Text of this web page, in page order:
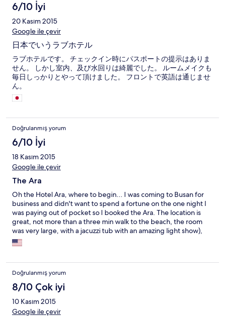
6/10 İyi
20 Kasım 2015
Google ile çevir
日本でいうラブホテル
ラブホテルです。 チェックイン時にパスポートの提示はありま
せん。 しかし室内、及び水回りは綺麗でした。 ルームメイクも
毎日しっかりとやって頂けました。 フロントで英語は通じませ
ん。
Doğrulanmış yorum
6/10 İyi
18 Kasım 2015
Google ile çevir
The Ara
Oh the Hotel Ara, where to begin... I was coming to Busan for
business and didn't want to spend a fortune on the one night I
was paying out of pocket so I booked the Ara. The location is
great, not more than a three min walk to the beach, the room
was very large, with a jacuzzi tub with an amazing light show),
and had a partial ocean view (through the other hotels). I get the
feeling this is not a place that one brings their wife but there
Biggest gripe was hair in the tub. Overall three and a half stars
for location, size of room, and the jacuzzi light show. Would I stay
there again? Probably not, but I cannot complain about it. It was
an experience.
Doğrulanmış yorum
8/10 Çok iyi
10 Kasım 2015
Google ile çevir